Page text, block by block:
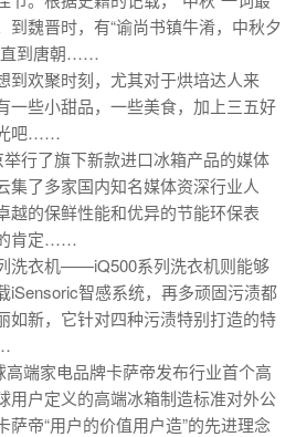
到魏晋时，有“谕尚书镇牛淆，中秋夕
直到唐朝……
欢聚时刻，尤其对于烘培达人来
一些小甜品，一些美食，加上三五好
吧……
行了旗下新款进口冰箱产品的媒体
集了多家国内知名媒体资深行业人
越的保鲜性能和优异的节能环保表
肯定……
衣机——iQ500系列洗衣机则能够
iSensoric智感系统，再多顽固污渍都
如新，它针对四种污渍特别打造的特
端家电品牌卡萨帝发布行业首个高
用户定义的高端冰箱制造标准对外公
帝“用户的价值用户造”的先进理念